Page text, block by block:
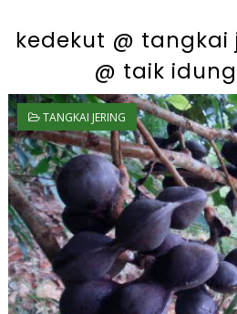
kedekut @ tangkai
@ taik
TANGKAI JERING